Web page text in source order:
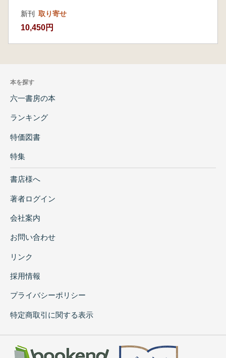
新刊 取り寄せ
10,450円
本を探す
六一書房の本
ランキング
特価図書
特集
書店様へ
著者ログイン
会社案内
お問い合わせ
リンク
採用情報
プライバシーポリシー
特定商取引に関する表示